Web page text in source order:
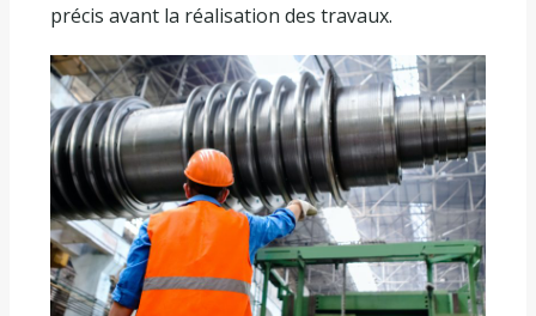
précis avant la réalisation des travaux.